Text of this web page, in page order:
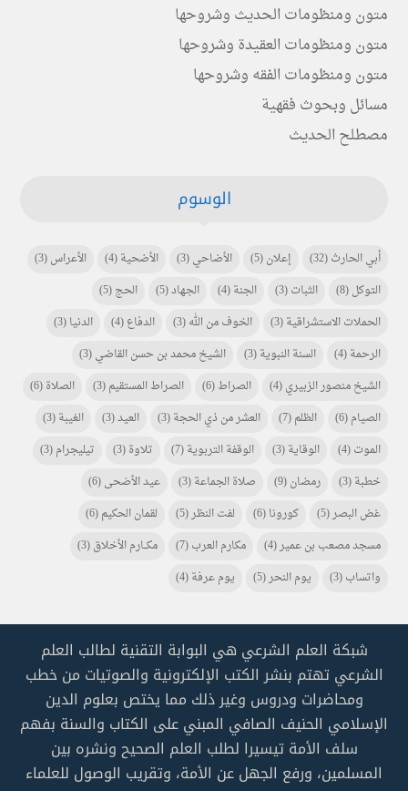
متون ومنظومات الحديث وشروحها
متون ومنظومات العقيدة وشروحها
متون ومنظومات الفقه وشروحها
مسائل وبحوث فقهية
مصطلح الحديث
الوسوم
أبي الحارث(32) إعلان(5) الأضاحي(3) الأضحية(4) الأعراس(3)
التوكل(8) الثبات(3) الجنة(4) الجهاد(5) الحج(5)
الحملات الاستشراقية(3) الخوف من الله(3) الدفاع(4) الدنيا(3)
الرحمة(4) السنة النبوية(3) الشيخ محمد بن حسن القاضي(3)
الشيخ منصور الزبيري(4) الصراط(6) الصراط المستقيم(3) الصلاة(6)
الصيام(6) الظلم(7) العشر من ذي الحجة(3) العيد(3) الغيبة(3)
الموت(4) الوقاية(3) الوقفة التربوية(7) تلاوة(3) تيليجرام(3)
خطبة(3) رمضان(9) صلاة الجماعة(3) عيد الأضحى(6)
غض البصر(5) كورونا(6) لفت النظر(5) لقمان الحكيم(6)
مسجد مصعب بن عمير(4) مكارم العرب(7) مكـــارم الأخلاق(3)
واتساب(3) يوم النحر(5) يوم عرفة(4)
شبكة العلم الشرعي هي البوابة التقنية لطالب العلم
الشرعي تهتم بنشر الكتب الإلكترونية والصوتيات من خطب
ومحاضرات ودروس وغير ذلك مما يختص بعلوم الدين
الإسلامي الحنيف الصافي المبني على الكتاب والسنة بفهم
سلف الأمة تيسيرا لطلب العلم الصحيح ونشره بين
المسلمين، ورفع الجهل عن الأمة، وتقريب الوصول للعلماء